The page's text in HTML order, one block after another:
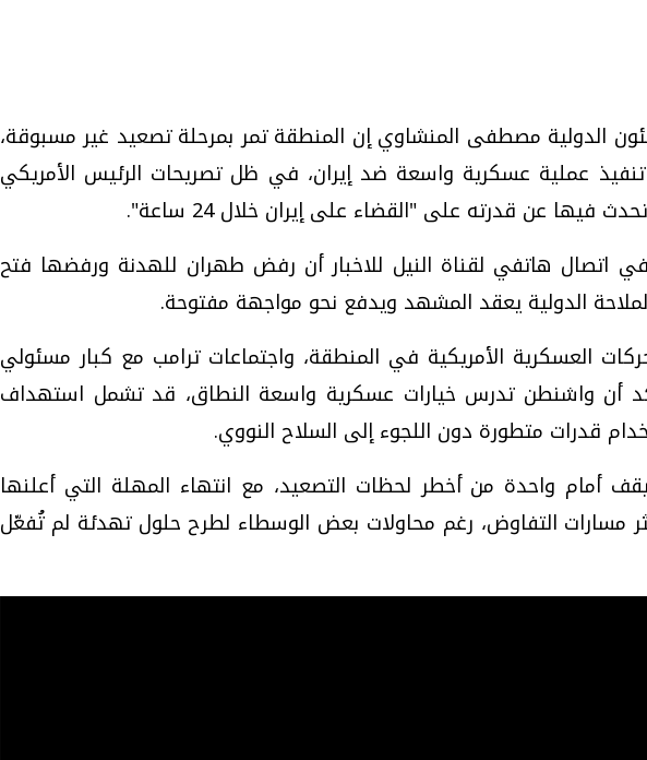
الدولية مصطفى المنشاوي إن المنطقة تمر بمرحلة تصعيد غير مسبوقة،
تنفيذ عملية عسكرية واسعة ضد إيران، في ظل تصريحات الرئيس الأمريكي
فيها عن قدرته على "القضاء على إيران خلال 24 ساعة".
اتصال هاتفي لقناة النيل للاخبار أن رفض طهران للهدنة ورفضها فتح
الدولية يعقد المشهد ويدفع نحو مواجهة مفتوحة.
العسكرية الأمريكية في المنطقة، واجتماعات ترامب مع كبار مسئولي
أن واشنطن تدرس خيارات عسكرية واسعة النطاق، قد تشمل استهداف
قدرات متطورة دون اللجوء إلى السلاح النووي.
أمام واحدة من أخطر لحظات التصعيد، مع انتهاء المهلة التي أعلنها
مسارات التفاوض، رغم محاولات بعض الوسطاء لطرح حلول تهدئة لم تُفعّل
دليلك للتنسيق الجامعي .. تساؤلات
وإجابات
فيديو.. الإعلام الرقمي.. تقنيات واعدة
وتحديات هائلة
الخميس، 30 يوليو 2026 01:09 م
وكيف